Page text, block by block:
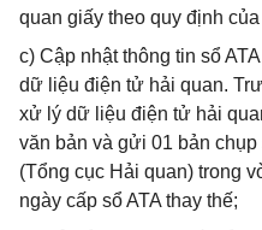
quan giấy theo quy định
c) Cập nhật thông tin sổ
dữ liệu điện tử hải quan.
xử lý dữ liệu điện tử hải
văn bản và gửi 01 bản chụp
(Tổng cục Hải quan) trong
ngày cấp sổ ATA thay thế;